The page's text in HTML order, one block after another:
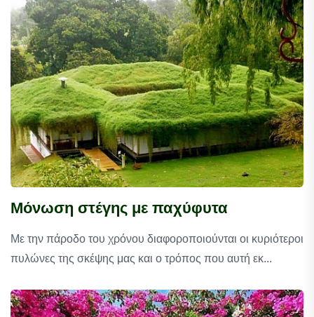
Μόνωση στέγης με παχύφυτα
Με την πάροδο του χρόνου διαφοροποιούνται οι κυριότεροι
πυλώνες της σκέψης μας και ο τρόπος που αυτή εκ...